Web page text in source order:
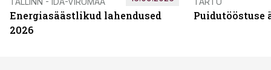
Energiasäästlikud lahendused
2026
Puidutööstuse